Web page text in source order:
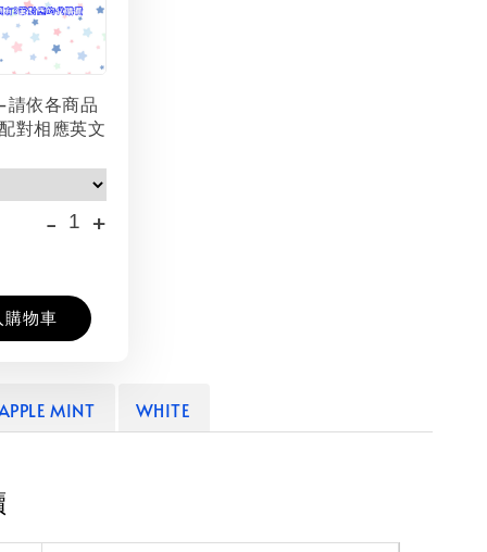
依各商品
對相應英文
- +
購物車
MINT WHITE